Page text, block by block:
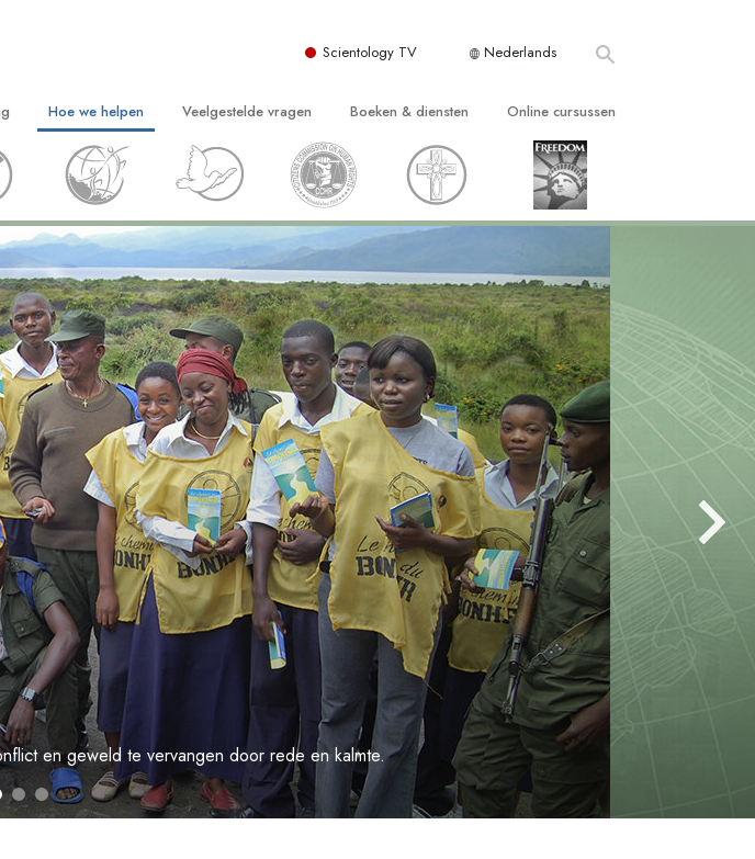
Scientology TV Nederlands
de
Leider van
Hoe we helpen
De Weg naar een Gelukkig Leven
Applied Scholastics
Criminon
Narconon
De Feiten over Drugs
United for Human Rights
Citizens Commission on Human Rights
Scientology Volunteer Ministers
Veelgestelde vragen
Achtergrond en Grondbeginselen
De organisatie van Scientology
Boeken & diensten
Beginnersboeken
Introductielezingen
Introductiefilms
Diensten voor beginners
Online cursussen
Hoe men Conflicten moet Oplossen
De Drijfveren van het Bestaan
Oplossingen voor een Gevaarlijke
Omgeving
Assisten voor Ziektes en Verwondingen
Integriteit en Eerlijkheid
Het Huwelijk
De Toonschaal van Emoties
Oplossingen voor het Drugsprobleem
Kinderen
Hulpmiddelen bij het Dagelijks Werk
Ethiek en de Condities
De Oorzaak van Onderdrukking
Feitenonderzoek
De Grondbeginselen van Organiseren
en geweld te vervangen door rede en kalmte.